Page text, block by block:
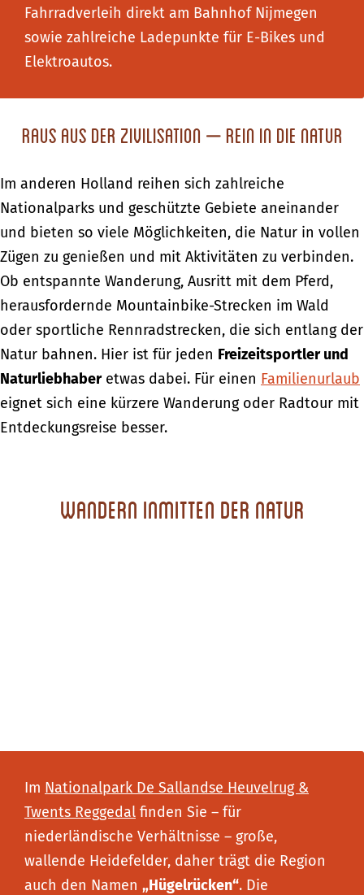
Fahrradverleih direkt am Bahnhof Nijmegen
sowie zahlreiche Ladepunkte für E-Bikes und
Elektroautos.
Raus aus der Zivilisation – Rein in die Natur
Im anderen Holland reihen sich zahlreiche
Nationalparks und geschützte Gebiete aneinander
und bieten so viele Möglichkeiten, die Natur in vollen
Zügen zu genießen und mit Aktivitäten zu verbinden.
Ob entspannte Wanderung, Ausritt mit dem Pferd,
herausfordernde Mountainbike-Strecken im Wald
oder sportliche Rennradstrecken, die sich entlang der
Natur bahnen. Hier ist für jeden Freizeitsportler und
Naturliebhaberetwas dabei. Für einen Familienurlaub
eignet sich eine kürzere Wanderung oder Radtour mit
Entdeckungsreise besser.
Wandern inmitten der Natur
Im Nationalpark De Sallandse Heuvelrug &
Twents Reggedal finden Sie – für
niederländische Verhältnisse – große,
wallende Heidefelder, daher trägt die Region
auch den Namen „Hügelrücken“. Die